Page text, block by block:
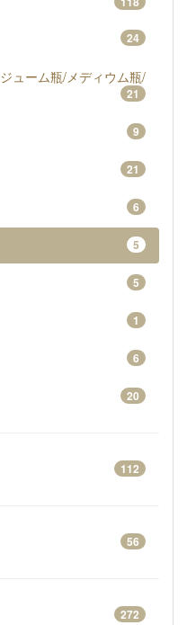
24
ューム瓶/メディウム瓶/
21
9
21
6
5
5
1
6
20
112
56
272